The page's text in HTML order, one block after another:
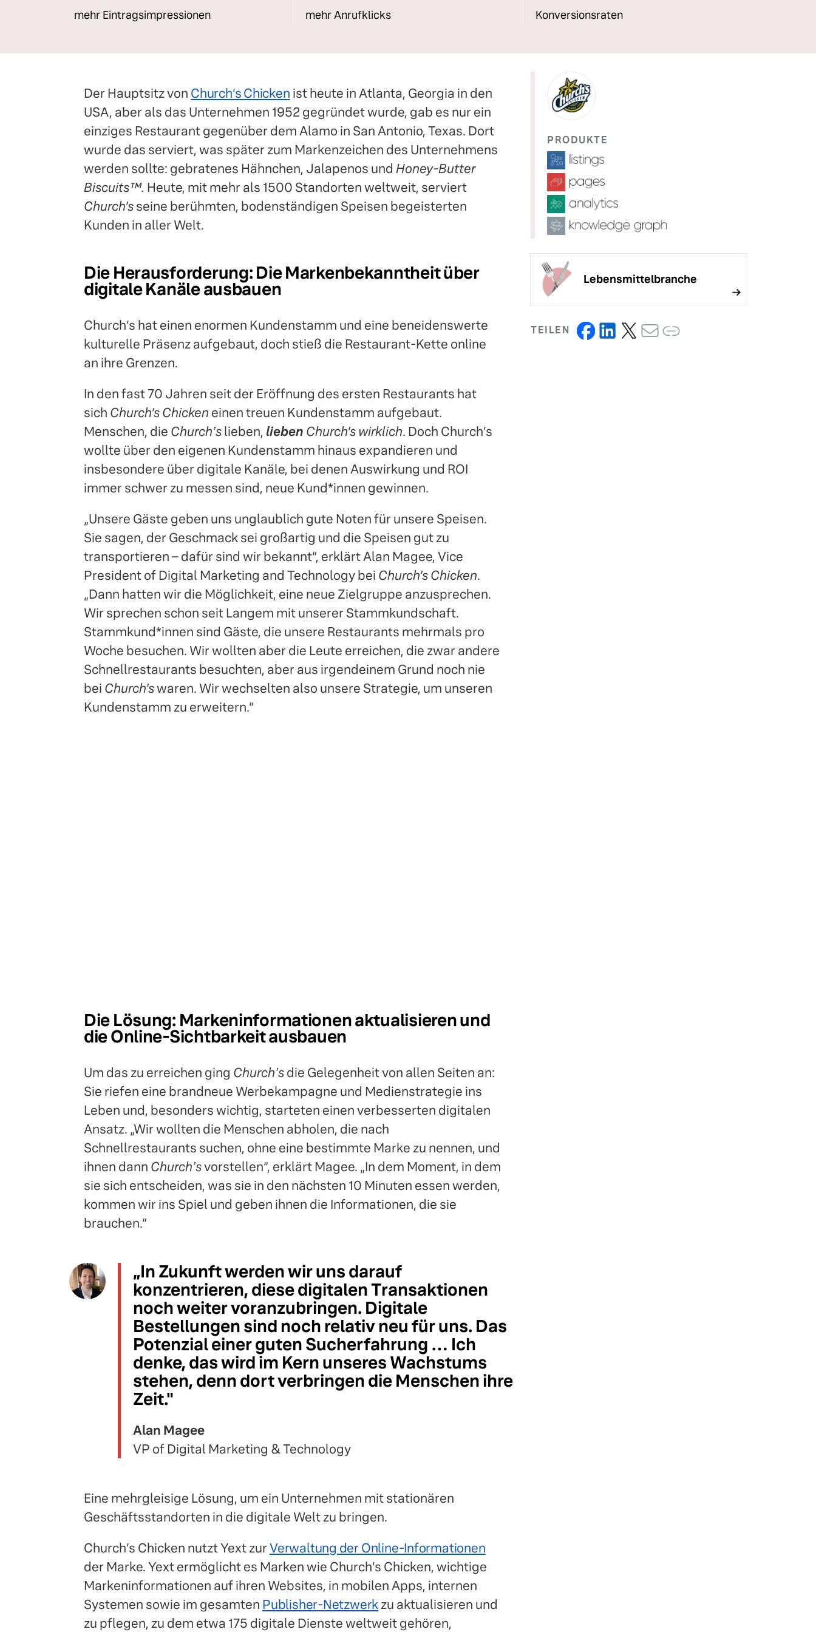
mehr Eintragsimpressionen mehr Anrufklicks Konversionsraten
Der Hauptsitz von Church’s Chicken ist heute in Atlanta, Georgia in den
USA, aber als das Unternehmen 1952 gegründet wurde, gab es nur ein
einziges Restaurant gegenüber dem Alamo in San Antonio, Texas. Dort
wurde das serviert, was später zum Markenzeichen des Unternehmens
werden sollte: gebratenes Hähnchen, Jalapenos und Honey-Butter
Biscuits™. Heute, mit mehr als 1500 Standorten weltweit, serviert
Church’sseine berühmten, bodenständigen Speisen begeisterten
Kunden in aller Welt.
Die Herausforderung: Die Markenbekanntheit über
digitale Kanäle ausbauen
Church’s hat einen enormen Kundenstamm und eine beneidenswerte
kulturelle Präsenz aufgebaut, doch stieß die Restaurant-Kette online
an ihre Grenzen.
In den fast 70 Jahren seit der Eröffnung des ersten Restaurants hat
sich Church’s Chicken einen treuen Kundenstamm aufgebaut.
Menschen, die Churchʼslieben, lieben Church’s wirklich. Doch Church’s
wollte über den eigenen Kundenstamm hinaus expandieren und
insbesondere über digitale Kanäle, bei denen Auswirkung und ROI
immer schwer zu messen sind, neue Kund*innen gewinnen.
„Unsere Gäste geben uns unglaublich gute Noten für unsere Speisen.
Sie sagen, der Geschmack sei großartig und die Speisen gut zu
transportieren – dafür sind wir bekannt“, erklärt Alan Magee, Vice
President of Digital Marketing and Technology bei Church’s Chicken.
„Dann hatten wir die Möglichkeit, eine neue Zielgruppe anzusprechen.
Wir sprechen schon seit Langem mit unserer Stammkundschaft.
Stammkund*innen sind Gäste, die unsere Restaurants mehrmals pro
Woche besuchen. Wir wollten aber die Leute erreichen, die zwar andere
Schnellrestaurants besuchten, aber aus irgendeinem Grund noch nie
bei Church’swaren. Wir wechselten also unsere Strategie, um unseren
Kundenstamm zu erweitern.“
Die Lösung: Markeninformationen aktualisieren und
die Online-Sichtbarkeit ausbauen
Um das zu erreichen ging Churchʼsdie Gelegenheit von allen Seiten an:
Sie riefen eine brandneue Werbekampagne und Medienstrategie ins
Leben und, besonders wichtig, starteten einen verbesserten digitalen
Ansatz. „Wir wollten die Menschen abholen, die nach
Schnellrestaurants suchen, ohne eine bestimmte Marke zu nennen, und
ihnen dann Churchʼsvorstellen“, erklärt Magee. „In dem Moment, in dem
sie sich entscheiden, was sie in den nächsten 10 Minuten essen werden,
kommen wir ins Spiel und geben ihnen die Informationen, die sie
brauchen.“
„In Zukunft werden wir uns darauf
konzentrieren, diese digitalen Transaktionen
noch weiter voranzubringen. Digitale
Bestellungen sind noch relativ neu für uns. Das
Potenzial einer guten Sucherfahrung … Ich
denke, das wird im Kern unseres Wachstums
stehen, denn dort verbringen die Menschen ihre
Zeit."
Alan Magee
VP of Digital Marketing & Technology
Eine mehrgleisige Lösung, um ein Unternehmen mit stationären
Geschäftsstandorten in die digitale Welt zu bringen.
Church’s Chicken nutzt Yext zurVerwaltung der Online-Informationen
der Marke. Yext ermöglicht es Marken wie Church’s Chicken, wichtige
Markeninformationen auf ihren Websites, in mobilen Apps, internen
Systemen sowie im gesamten Publisher-Netzwerkzu aktualisieren und
zu pflegen, zu dem etwa 175 digitale Dienste weltweit gehören,
PRODUKTE
Lebensmittelbranche
TEILEN